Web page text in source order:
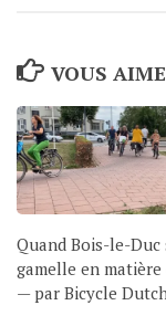
VOUS
Quand Bois-le-Duc
gamelle en matière
— par Bicycle